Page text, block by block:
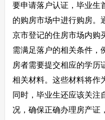
要申请落户认证，毕业生
的购房市场中进行购房。
京市登记的住房市场内购
需满足落户的相关条件，
房者需要提交相应的学历
相关材料。这些材料将作
同时，毕业生还应该关注
况，确保正确办理房产证